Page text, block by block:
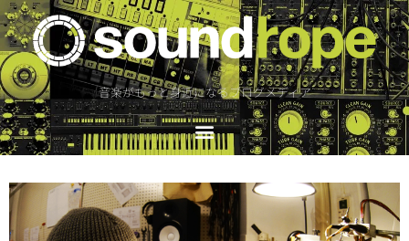
音楽がもっと身近になるブログメディア